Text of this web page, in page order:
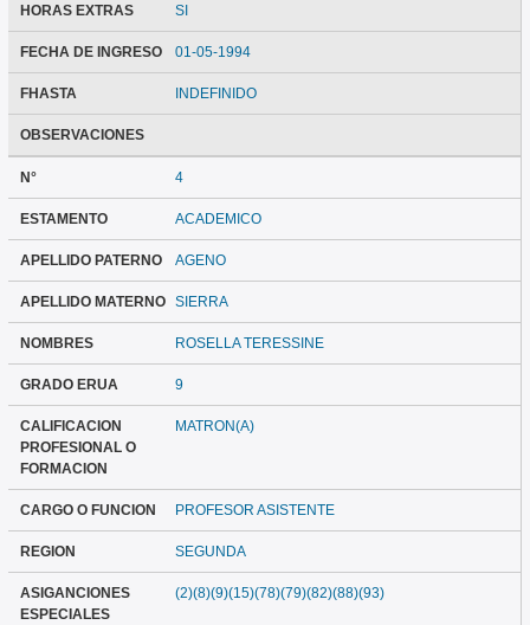
HORAS EXTRAS SI
FECHA DE INGRESO 01-05-1994
FHASTA INDEFINIDO
OBSERVACIONES
N° 4
ESTAMENTO ACADEMICO
APELLIDO PATERNO AGENO
APELLIDO MATERNO SIERRA
NOMBRES ROSELLA TERESSINE
GRADO ERUA 9
CALIFICACION
PROFESIONAL O
FORMACION
MATRON(A)
CARGO O FUNCION PROFESOR ASISTENTE
REGION SEGUNDA
ASIGANCIONES
ESPECIALES
(2)(8)(9)(15)(78)(79)(82)(88)(93)